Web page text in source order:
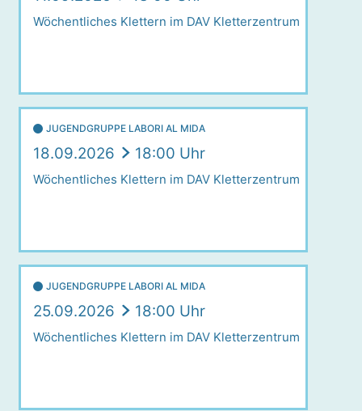
Wöchentliches Klettern im DAV Kletterzentrum
JUGENDGRUPPE LABORI AL MIDA
18.09.2026 18:00 Uhr
Wöchentliches Klettern im DAV Kletterzentrum
JUGENDGRUPPE LABORI AL MIDA
25.09.2026 18:00 Uhr
Wöchentliches Klettern im DAV Kletterzentrum